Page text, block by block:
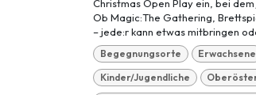
Christmas Open Play ein, bei
Ob Magic:The Gathering,
– jede:r kann etwas mitbringen
Begegnungsorte Erwachsene
Kinder/Jugendliche